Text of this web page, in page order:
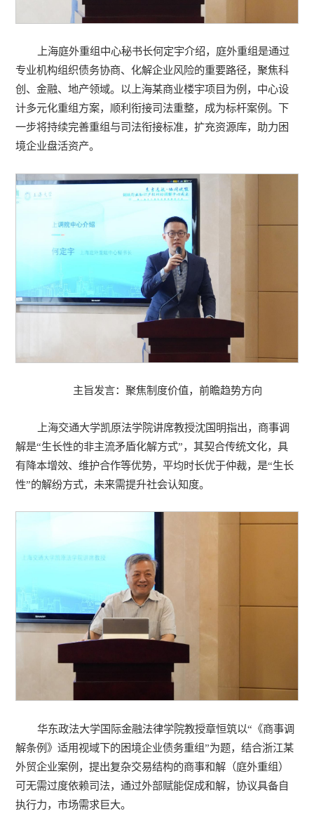
上海庭外重组中心秘书长何定宇介绍，庭外重组是通过
专业机构组织债务协商、化解企业风险的重要路径，聚焦科
创、金融、地产领域。以上海某商业楼宇项目为例，中心设
计多元化重组方案，顺利衔接司法重整，成为标杆案例。下
一步将持续完善重组与司法衔接标准，扩充资源库，助力困
境企业盘活资产。
主旨发言：聚焦制度价值，前瞻趋势方向
上海交通大学凯原法学院讲席教授沈国明指出，商事调
解是“生长性的非主流矛盾化解方式”，其契合传统文化，具
有降本增效、维护合作等优势，平均时长优于仲裁，是“生长
性”的解纷方式，未来需提升社会认知度。
华东政法大学国际金融法律学院教授章恒筑以“《商事调
解条例》适用视域下的困境企业债务重组”为题，结合浙江某
外贸企业案例，提出复杂交易结构的商事和解（庭外重组）
可无需过度依赖司法，通过外部赋能促成和解，协议具备自
执行力，市场需求巨大。